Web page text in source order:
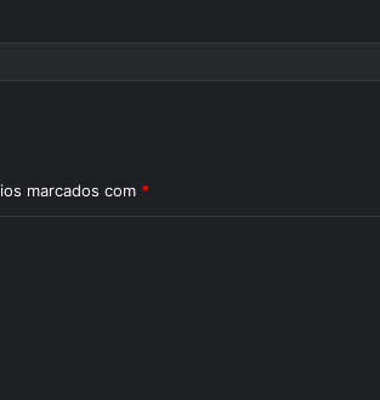
marcados com *